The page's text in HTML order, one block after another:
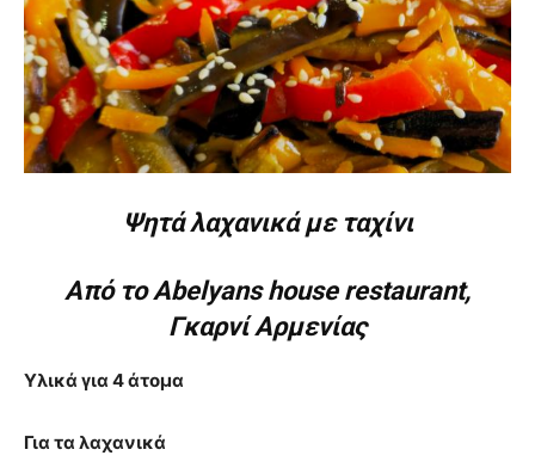
Ψητά λαχανικά με ταχίνι
Από το Abelyans house restaurant,
Γκαρνί Αρμενίας
Υλικά για 4 άτομα
Για τα λαχανικά